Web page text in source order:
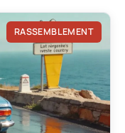
RASSEMBLEMENT